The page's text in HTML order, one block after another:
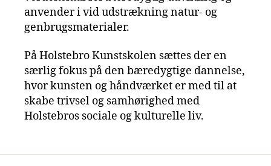
anvender i vid udstrækning natur- og
genbrugsmaterialer.
På Holstebro Kunstskolen sættes der en
særlig fokus på den bæredygtige dannelse,
hvor kunsten og håndværket er med til at
skabe trivsel og samhørighed med
Holstebros sociale og kulturelle liv.